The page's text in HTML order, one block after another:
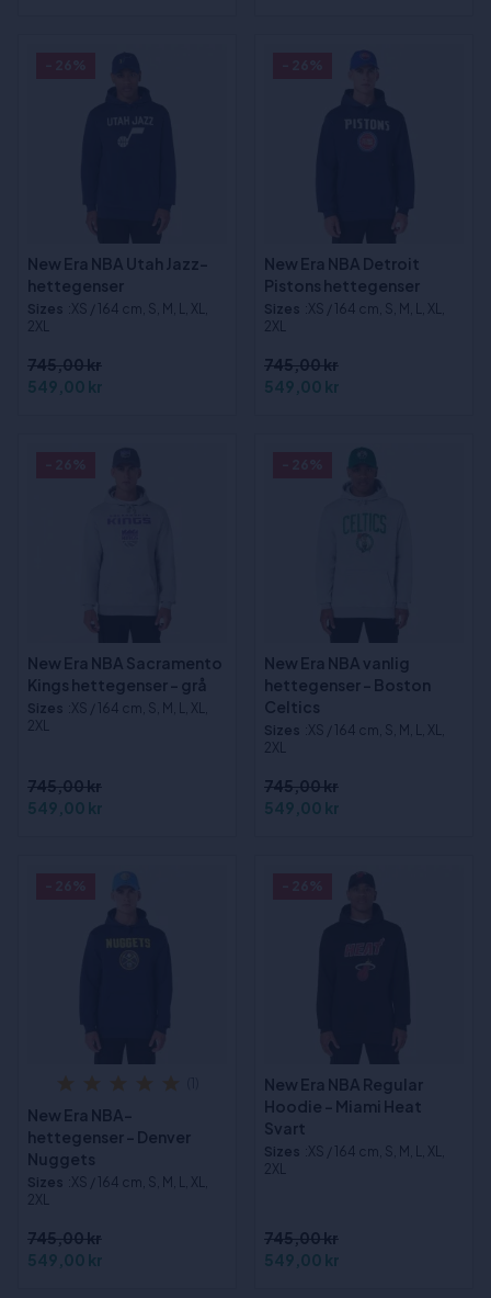
New Era NBA Utah Jazz-
hettegenser
Sizes :XS / 164 cm, S, M, L, XL,
2XL
745,00 kr
549,00 kr
New Era NBA Detroit
Pistons hettegenser
Sizes :XS / 164 cm, S, M, L, XL,
2XL
745,00 kr
549,00 kr
New Era NBA Sacramento
Kings hettegenser - grå
Sizes :XS / 164 cm, S, M, L, XL,
2XL
745,00 kr
549,00 kr
New Era NBA vanlig
hettegenser - Boston
Celtics
Sizes :XS / 164 cm, S, M, L, XL,
2XL
745,00 kr
549,00 kr
New Era NBA-
hettegenser - Denver
Nuggets
Sizes :XS / 164 cm, S, M, L, XL,
2XL
745,00 kr
549,00 kr
New Era NBA Regular
Hoodie - Miami Heat
Svart
Sizes :XS / 164 cm, S, M, L, XL,
2XL
745,00 kr
549,00 kr